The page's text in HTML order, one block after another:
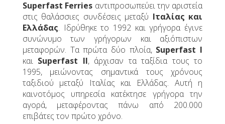
Superfast Ferries αντιπροσωπεύει την αριστεία
στις θαλάσσιες συνδέσεις μεταξύ Ιταλίας και
Ελλάδας. Ιδρύθηκε το 1992 και γρήγορα έγινε
συνώνυμο των γρήγορων και αξιόπιστων
μεταφορών. Τα πρώτα δύο πλοία, Superfast I
και Superfast II, άρχισαν τα ταξίδια τους το
1995, μειώνοντας σημαντικά τους χρόνους
ταξιδιού μεταξύ Ιταλίας και Ελλάδας. Αυτή η
καινοτόμος υπηρεσία κατέκτησε γρήγορα την
αγορά, μεταφέροντας πάνω από 200.000
επιβάτες τον πρώτο χρόνο.